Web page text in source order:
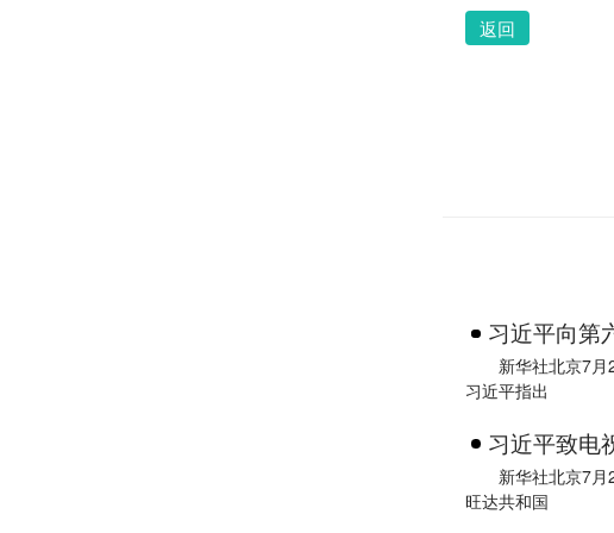
返回
习近平向第
新华社北京7
习近平指出
习近平致电
新华社北京7月23日电 7月23日，国家主席习近平致电保罗
旺达共和国